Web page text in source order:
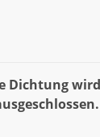
Dichtung